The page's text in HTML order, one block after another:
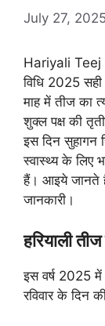
July 27, 2025
Hariyali Teej
विधि 2025
माह में तीज का
शुक्ल पक्ष की
इस दिन सुहागन
स्वास्थ्य के लिए
हैं। आइये जानते हैं
जानकारी।
हरियाली
इस वर्ष 2025
रविवार के दिन